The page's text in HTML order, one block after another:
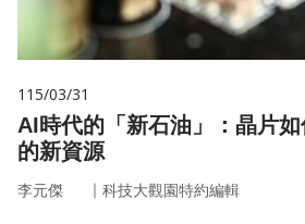
115/03/31
AI時代的「新石油」：晶片
的新資源
李元傑 ｜ 科技大觀園特約編輯